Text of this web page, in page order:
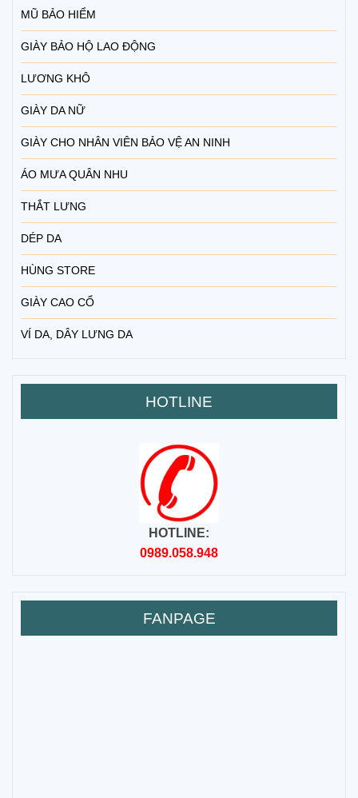
MŨ BẢO HIỂM
GIÀY BẢO HỘ LAO ĐỘNG
LƯƠNG KHÔ
GIÀY DA NỮ
GIÀY CHO NHÂN VIÊN BẢO VỆ AN NINH
ÁO MƯA QUÂN NHU
THẮT LƯNG
DÉP DA
HÙNG STORE
GIÀY CAO CỔ
VÍ DA, DÂY LƯNG DA
HOTLINE
HOTLINE:
0989.058.948
FANPAGE